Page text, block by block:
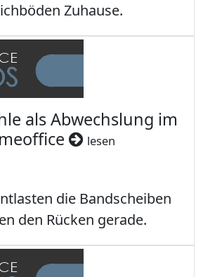
Zuhause.
als Abwechslung im
lesen
die Bandscheiben
den Rücken gerade.